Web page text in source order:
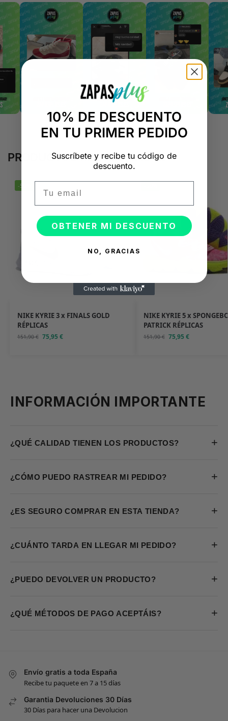
PRODUCTOS RELACIONADOS
-50%
NIKE KYRIE 3 x FINALS GOLD
RÉPLICAS
151,90€ 75,95€
NIKE KYRIE 5 x
PATRICK RÉPLICAS
151,90€ 75,95€
INFORMACIÓN IMPORTANTE
¿QUÉ CALIDAD TIENEN LOS PRODUCTOS? +
¿CÓMO PUEDO RASTREAR MI PEDIDO? +
¿ES SEGURO COMPRAR EN ESTA TIENDA? +
¿CUÁNTO TARDA EN LLEGAR MI PEDIDO? +
¿PUEDO DEVOLVER UN PRODUCTO? +
¿QUÉ MÉTODOS DE PAGO ACEPTÁIS? +
Envío gratis a toda España
Recibe tu paquete en 7 a 15 días
Garantia Devoluciones 30 Días
30 Días para hacer una Devolucion
10% DE DESCUENTO
EN TU PRIMER PEDIDO
Suscríbete y recibe tu código de
descuento.
OBTENER MI DESCUENTO
NO, GRACIAS